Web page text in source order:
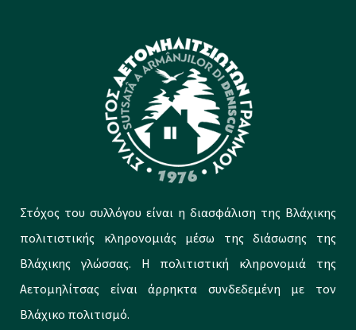
Στόχος του συλλόγου είναι η διασφάλιση της Βλάχικης
πολιτιστικής κληρονομιάς μέσω της διάσωσης της
Βλάχικης γλώσσας. Η πολιτιστική κληρονομιά της
Αετομηλίτσας είναι άρρηκτα συνδεδεμένη με τον
Βλάχικο πολιτισμό.